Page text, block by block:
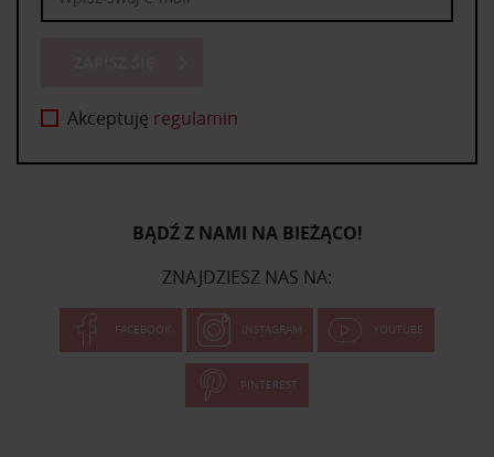
Akceptuję regulamin
BĄDŹ Z NAMI NA BIEŻĄCO!
ZNAJDZIESZ NAS NA:
FACEBOOK INSTAGRAM YOUTUBE
PINTEREST